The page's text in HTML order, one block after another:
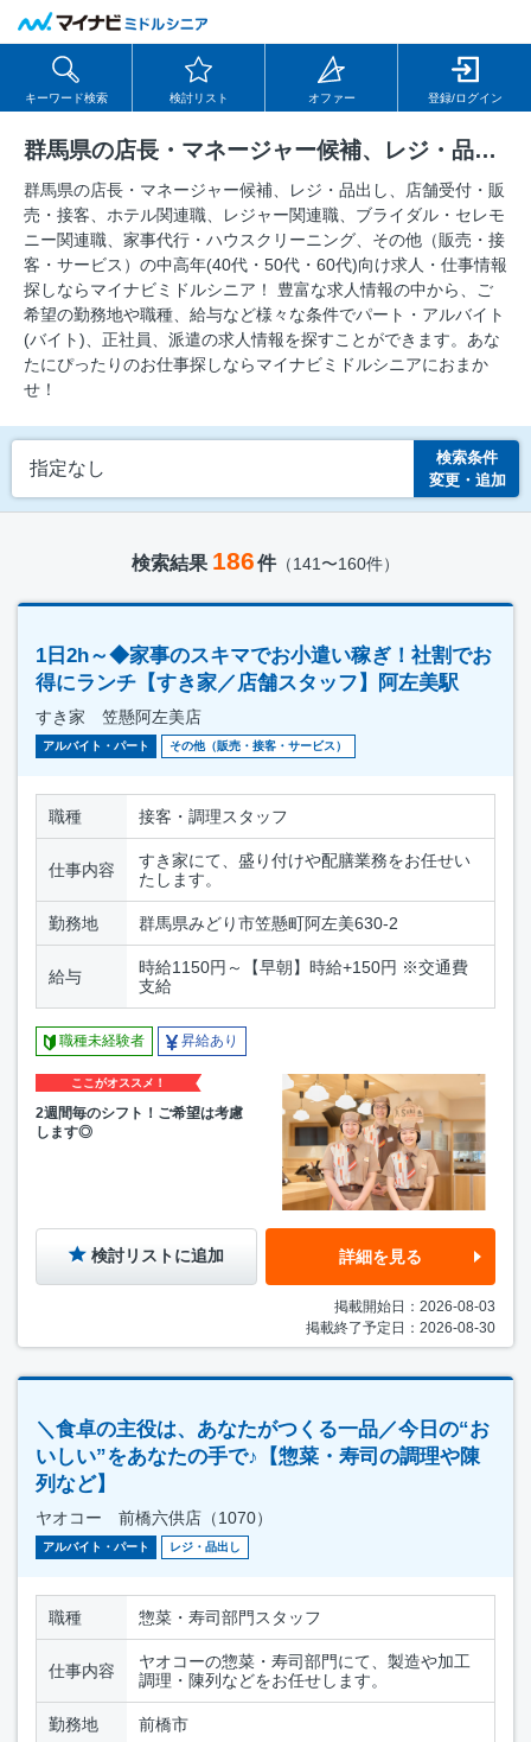
キーワード検索 検討リスト オファー 登録/ログイン
群馬県の店長・マネージャー候補、レジ・品出し、店舗受付・販売・接客、ホテル関連職、レジャー関連職、ブライダル・セレモニー関連職、家事代行・ハウスクリーニング、その他（販売・接客・サービス）の求人
群馬県の店長・マネージャー候補、レジ・品出し、店舗受付・販
売・接客、ホテル関連職、レジャー関連職、ブライダル・セレモ
ニー関連職、家事代行・ハウスクリーニング、その他（販売・接
客・サービス）の中⾼年(40代・50代・60代)向け求⼈・仕事情報
探しならマイナビミドルシニア！ 豊富な求人情報の中から、ご
希望の勤務地や職種、給与など様々な条件でパート・アルバイト
(バイト)、正社員、派遣の求人情報を探すことができます。あな
たにぴったりのお仕事探しならマイナビミドルシニアにおまか
せ！
指定なし
検索条件
変更・追加
検索結果 186件（141〜160件）
1日2h～◆家事のスキマでお小遣い稼ぎ！社割でお
得にランチ【すき家／店舗スタッフ】阿左美駅
すき家 笠懸阿左美店
アルバイト・パート その他（販売・接客・サービス）
職種 接客・調理スタッフ
仕事内容
すき家にて、盛り付けや配膳業務をお任せい
たします。
勤務地 群馬県みどり市笠懸町阿左美630-2
給与
時給1150円～【早朝】時給+150円 ※交通費
支給
職種未経験者 昇給あり
ここがオススメ！
2週間毎のシフト！ご希望は考慮
します◎
検討リストに追加 詳細を見る
掲載開始日：2026-08-03
掲載終了予定日：2026-08-30
＼食卓の主役は、あなたがつくる一品／今日の“お
いしい”をあなたの手で♪【惣菜・寿司の調理や陳
列など】
ヤオコー 前橋六供店（1070）
アルバイト・パート レジ・品出し
職種 惣菜・寿司部門スタッフ
仕事内容
ヤオコーの惣菜・寿司部門にて、製造や加工
調理・陳列などをお任せします。
勤務地 前橋市